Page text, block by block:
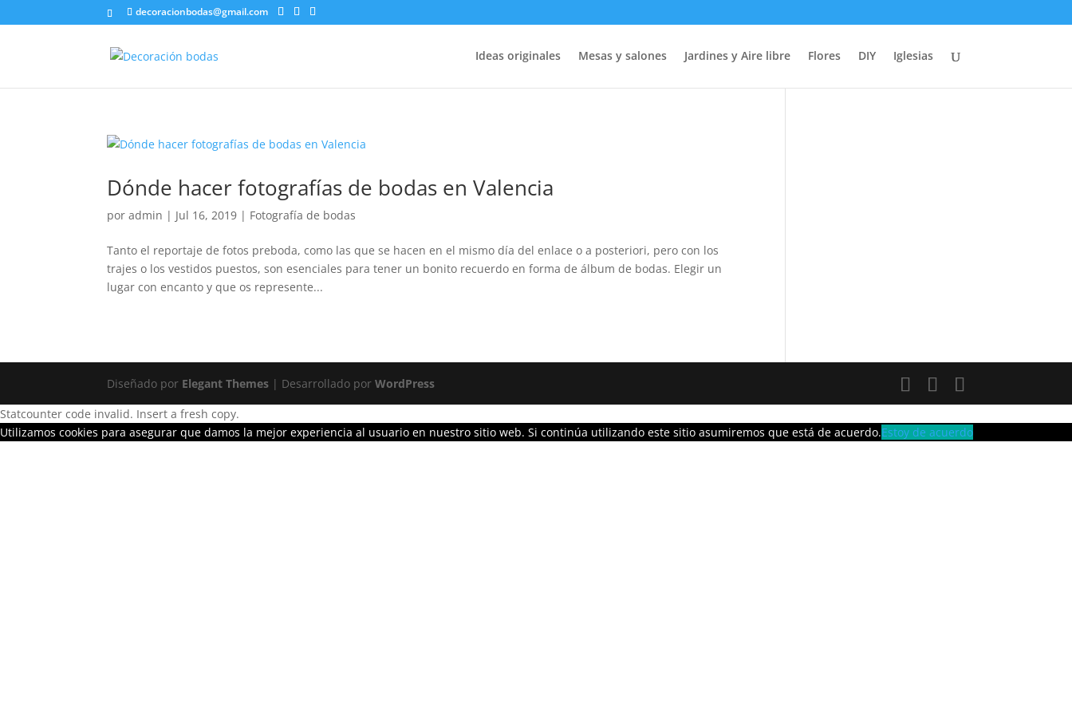
decoracionbodas@gmail.com
Ideas originales Mesas y salones Jardines y Aire libre Flores DIY Iglesias
Dónde hacer fotografías de bodas en Valencia
poradmin | Jul 16, 2019 | Fotografía de bodas
Tanto el reportaje de fotos preboda, como las que se hacen en el mismo día del enlace o a posteriori, pero con los
trajes o los vestidos puestos, son esenciales para tener un bonito recuerdo en forma de álbum de bodas. Elegir un
lugar con encanto y que os represente...
Diseñado por Elegant Themes | Desarrollado porWordPress
Statcounter code invalid. Insert a fresh copy.
Utilizamos cookies para asegurar que damos la mejor experiencia al usuario en nuestro sitio web. Si continúa utilizando este sitio asumiremos que está de acuerdo.Estoy de acuerdo